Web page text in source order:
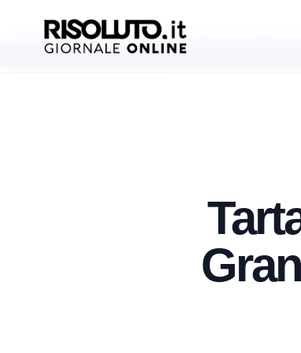
AGGIORNAMENTI
Sciacca, la Banca del Sangue Cordonale al centro di un